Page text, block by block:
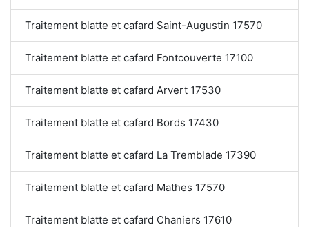
Traitement blatte et cafard Saint-Augustin 17570
Traitement blatte et cafard Fontcouverte 17100
Traitement blatte et cafard Arvert 17530
Traitement blatte et cafard Bords 17430
Traitement blatte et cafard La Tremblade 17390
Traitement blatte et cafard Mathes 17570
Traitement blatte et cafard Chaniers 17610